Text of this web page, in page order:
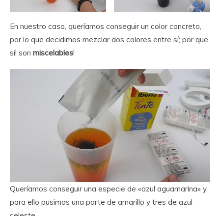
En nuestro caso, queríamos conseguir un color concreto,
por lo que decidimos mezclar dos colores entre sí; por que
sí! son miscelables!
Queríamos conseguir una especie de «azul aguamarina» y
para ello pusimos una parte de amarillo y tres de azul